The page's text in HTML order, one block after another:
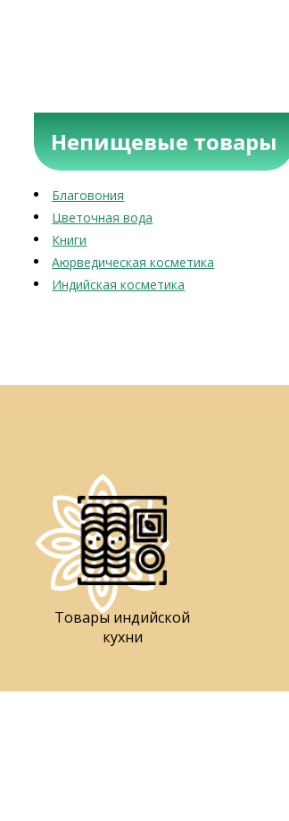
Непищевые товары
Благовония
Цветочная вода
Книги
Аюрведическая косметика
Индийская косметика
Товары индийской
кухни